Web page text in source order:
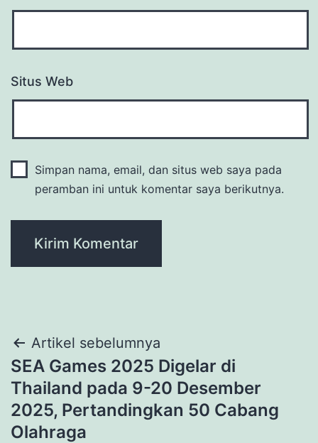
Situs Web
Simpan nama, email, dan situs web saya pada
peramban ini untuk komentar saya berikutnya.
Navigasi
pos
Artikel sebelumnya
SEA Games 2025 Digelar di
Thailand pada 9-20 Desember
2025, Pertandingkan 50 Cabang
Olahraga